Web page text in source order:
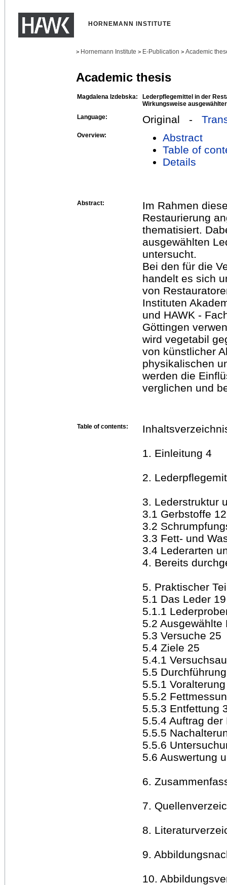
HORNEMANN INSTITUTE
> Hornemann Institute > E-Publication > Academic
Academic thesis
Magdalena Izdebska:
Lederpflegemittel in der
Wirkungsweise
Language:
Original -
Overview:
Abstract
Table of
Details
Abstract:
Im Rahmen
Restaurierung
thematisiert.
ausgewählten
untersucht.
Bei den für die
handelt es sich
von
Instituten
und HAWK -
Göttingen
wird vegetabil
von künstlicher
physikalischen
werden die
verglichen und
Table of contents:
1. Einleitung 4
2.
3. Lederstruktur
3.1 Gerbstoffe 12
3.2
3.3 Fett- und
3.4 Lederarten
4. Bereits
5. Praktischer
5.1 Das Leder 19
5.1.1
5.2 Ausgewählte
5.3 Versuche 25
5.4 Ziele 25
5.4.1
5.5
5.5.1
5.5.2
5.5.3 Entfettung
5.5.4 Auftrag
5.5.5
5.5.6
5.6 Auswertung
6.
7.
8.
9.
10.